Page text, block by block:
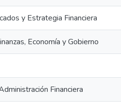
y Estrategia Financiera
Economía y Gobierno
Financiera